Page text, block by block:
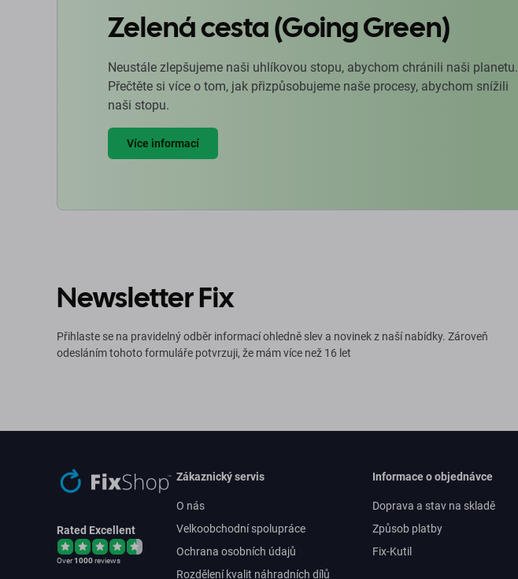
Zelená cesta (Going Green)
Neustále zlepšujeme naši uhlíkovou stopu, abychom chránili naši planetu.
Přečtěte si více o tom, jak přizpůsobujeme naše procesy, abychom snížili
naši stopu.
Více informací
Newsletter Fix
Přihlaste se na pravidelný odběr informací ohledně slev a novinek z naší nabídky. Zároveň
odesláním tohoto formuláře potvrzuji, že mám více než 16 let
Rated Excellent
Over1000reviews
Zákaznický servis
O nás
Velkoobchodní spolupráce
Ochrana osobních údajů
Rozdělení kvalit náhradních dílů
Informace o objednávce
Doprava a stav na skladě
Způsob platby
Fix-Kutil